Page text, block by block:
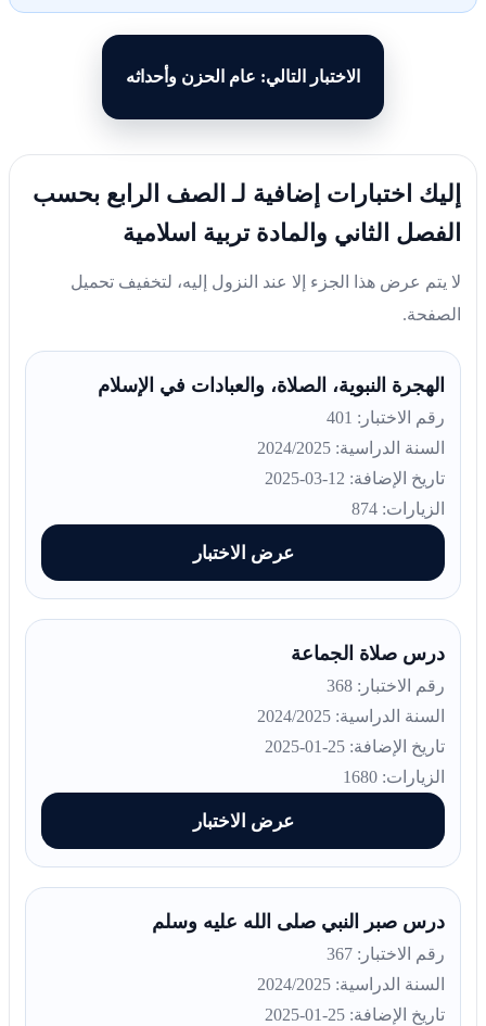
الاختبار التالي: عام الحزن وأحداثه
إليك اختبارات إضافية لـ الصف الرابع بحسب
الفصل الثاني والمادة تربية اسلامية
لا يتم عرض هذا الجزء إلا عند النزول إليه، لتخفيف تحميل
الصفحة.
الهجرة النبوية، الصلاة، والعبادات في الإسلام
رقم الاختبار: 401
السنة الدراسية: 2024/2025
تاريخ الإضافة: 12-03-2025
الزيارات: 874
عرض الاختبار
درس صلاة الجماعة
رقم الاختبار: 368
السنة الدراسية: 2024/2025
تاريخ الإضافة: 25-01-2025
الزيارات: 1680
عرض الاختبار
درس صبر النبي صلى الله عليه وسلم
رقم الاختبار: 367
السنة الدراسية: 2024/2025
تاريخ الإضافة: 25-01-2025